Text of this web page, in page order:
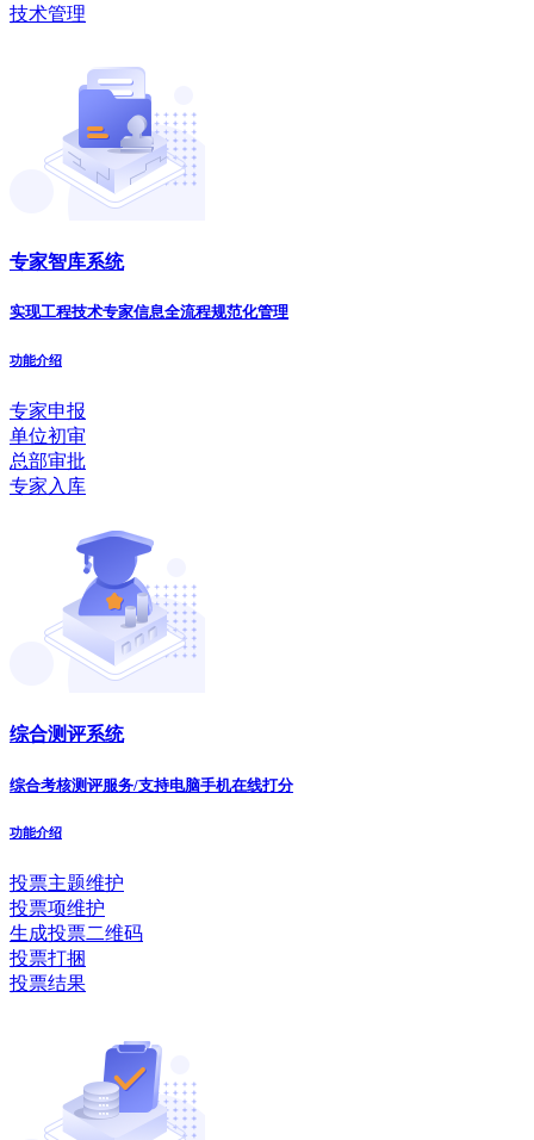
技术管理
专家智库系统
实现工程技术专家信息全流程规范化管理
功能介绍
专家申报
单位初审
总部审批
专家入库
综合测评系统
综合考核测评服务/支持电脑手机在线打分
功能介绍
投票主题维护
投票项维护
生成投票二维码
投票打捆
投票结果